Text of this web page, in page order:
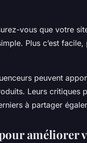
vous que votre
Plus c’est
peuvent
Leurs critiques
à partager
améliorer